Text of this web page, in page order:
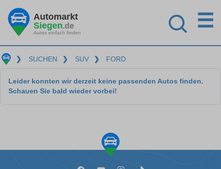
Automarkt
Siegen.de
Autos einfach finden
☰
❯ SUCHEN ❯ SUV ❯ FORD
Leider konnten wir derzeit keine passenden Autos finden.
Schauen Sie bald wieder vorbei!